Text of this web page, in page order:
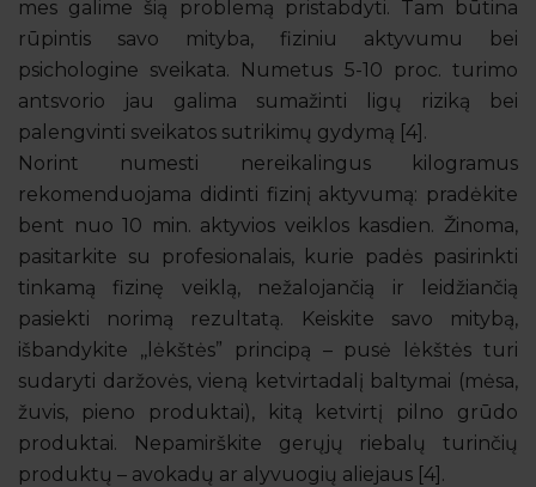
mes galime šią problemą pristabdyti. Tam būtina
rūpintis savo mityba, fiziniu aktyvumu bei
psichologine sveikata. Numetus 5-10 proc. turimo
antsvorio jau galima sumažinti ligų riziką bei
palengvinti sveikatos sutrikimų gydymą [4].
Norint numesti nereikalingus kilogramus
rekomenduojama didinti fizinį aktyvumą: pradėkite
bent nuo 10 min. aktyvios veiklos kasdien. Žinoma,
pasitarkite su profesionalais, kurie padės pasirinkti
tinkamą fizinę veiklą, nežalojančią ir leidžiančią
pasiekti norimą rezultatą. Keiskite savo mitybą,
išbandykite ,,lėkštės” principą – pusė lėkštės turi
sudaryti daržovės, vieną ketvirtadalį baltymai (mėsa,
žuvis, pieno produktai), kitą ketvirtį pilno grūdo
produktai. Nepamirškite gerųjų riebalų turinčių
produktų – avokadų ar alyvuogių aliejaus [4].